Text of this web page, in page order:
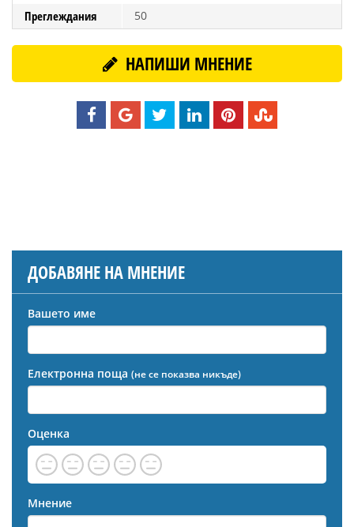
Преглеждания 50
НАПИШИ МНЕНИЕ
ДОБАВЯНЕ НА МНЕНИЕ
Вашето име
Електронна поща (не се показва никъде)
Оценка
Мнение